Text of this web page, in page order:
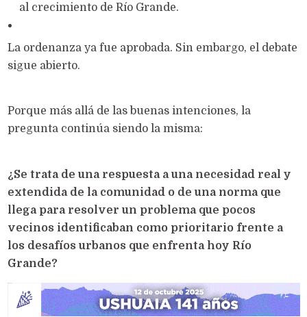
al crecimiento de Río Grande.
La ordenanza ya fue aprobada. Sin embargo, el debate
sigue abierto.
Porque más allá de las buenas intenciones, la
pregunta continúa siendo la misma:
¿Se trata de una respuesta a una necesidad real y
extendida de la comunidad o de una norma que
llega para resolver un problema que pocos
vecinos identificaban como prioritario frente a
los desafíos urbanos que enfrenta hoy Río
Grande?